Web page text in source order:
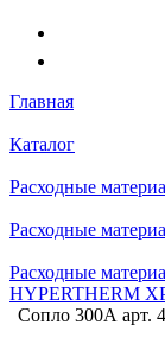
Главная
Каталог
Расходные
Расходные
Расходные
HYPERTHERM
Сопло 300А арт.